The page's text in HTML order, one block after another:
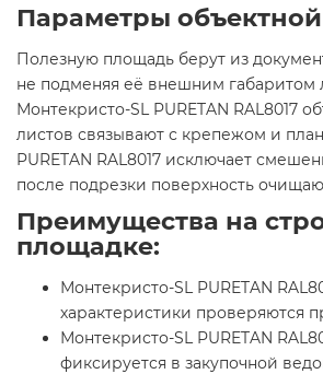
Параметры
Полезную площадь берут из
не подменяя её внешним габаритом
Монтекристо-SL PURETAN RAL8017
листов связывают с крепежом и
PURETAN RAL8017 исключает
после подрезки поверхность
Преимущества на
площадке:
Монтекристо-SL PURETAN
характеристики проверяются
Монтекристо-SL PURETAN
фиксируется в закупочной